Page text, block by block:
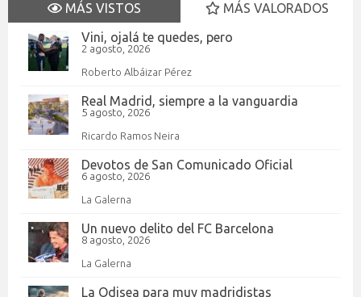
MÁS VISTOS
MÁS VALORADOS
Vini, ojalá te quedes, pero
2 agosto, 2026
Roberto Albáizar Pérez
Real Madrid, siempre a la vanguardia
5 agosto, 2026
Ricardo Ramos Neira
Devotos de San Comunicado Oficial
6 agosto, 2026
La Galerna
Un nuevo delito del FC Barcelona
8 agosto, 2026
La Galerna
La Odisea para muy madridistas